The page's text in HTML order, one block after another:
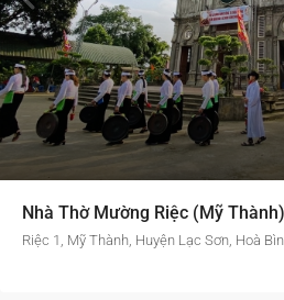
Nhà Thờ Mường Riệc (Mỹ Thành)
Riệc 1, Mỹ Thành, Huyện Lạc Sơn, Hoà